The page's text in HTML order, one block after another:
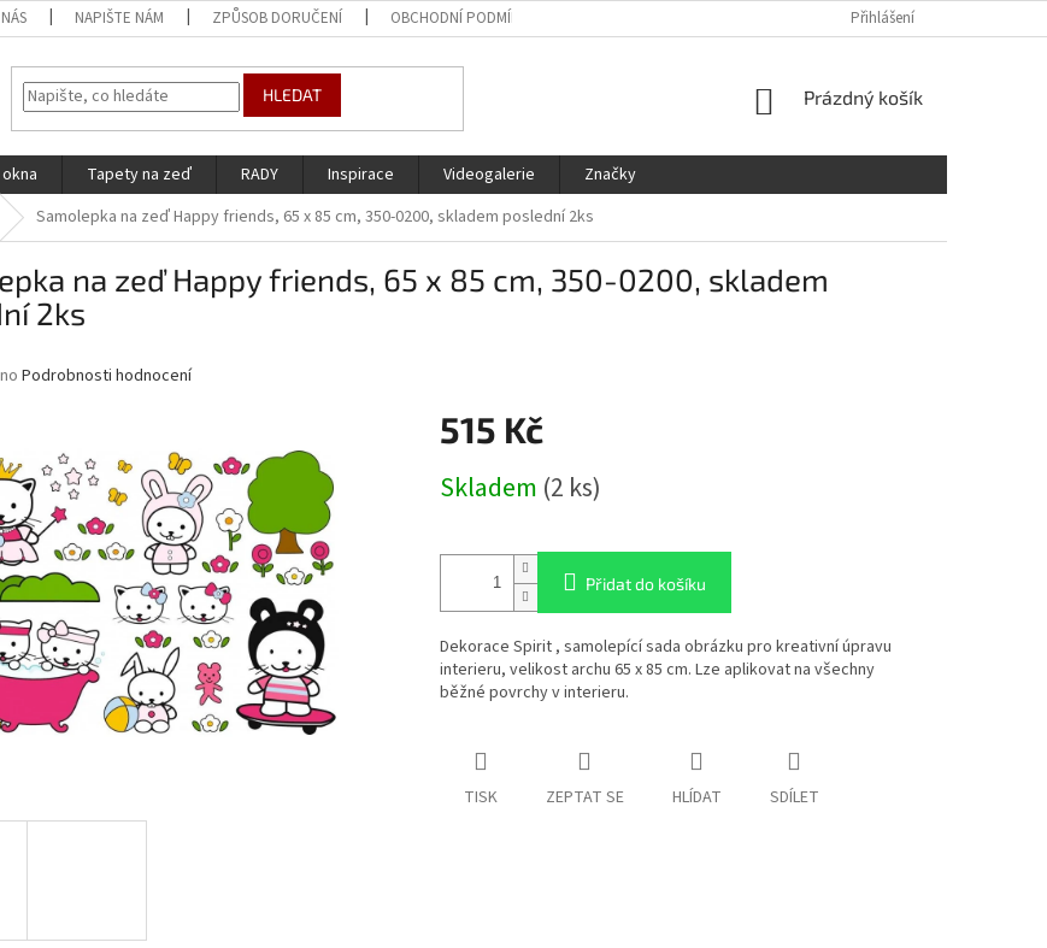
NAPIŠTE NÁM ZPŮSOB DORUČENÍ OBCHODNÍ PODMÍNKY KDE NÁS NAJDETE
Přihlášení
HLEDAT
NÁKUPNÍ
Prázdný košík
Tapety na zeď RADY Inspirace Videogalerie
Značky
Samolepka na zeď Happy friends, 65 x 85 cm, 350-0200, skladem poslední 2ks
na zeď Happy friends, 65 x 85 cm, 350-0200, skladem
2ks
Podrobnosti hodnocení
515 Kč
cena:
Skladem (2 ks)
Přidat do košíku
Dekorace Spirit , samolepící sada obrázku pro kreativní úpravu
interieru, velikost archu 65 x 85 cm. Lze aplikovat na všechny
běžné povrchy v interieru.
TISK ZEPTAT SE HLÍDAT SDÍLET